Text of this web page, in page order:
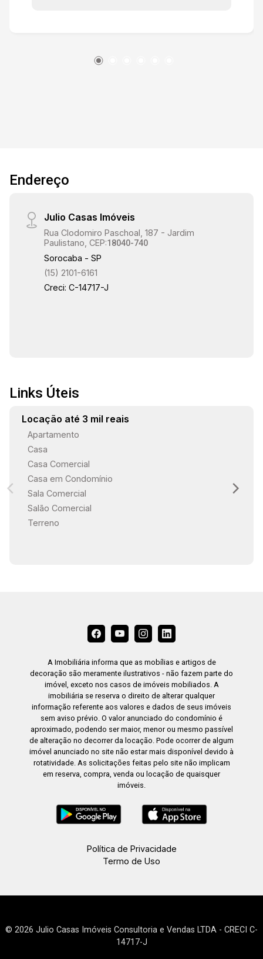
que pode ser usado como sala de TV, uma
Endereço
Julio Casas Imóveis
Rua Clodomiro Paschoal, 187 - Jardim
Paulistano, CEP:18040-740
Sorocaba - SP
(15) 2101-6161
Creci: C-14717-J
Links Úteis
Locação até 3 mil reais
Apartamento
Casa
Casa Comercial
Casa em Condomínio
Sala Comercial
Salão Comercial
Terreno
A Imobiliária informa que as mobílias e artigos de
decoração são meramente ilustrativos - não fazem parte do
imóvel, exceto nos casos de imóveis mobiliados. A
imobiliária se reserva o direito de alterar qualquer
informação referente aos valores e dados de seus imóveis
sem aviso prévio. O valor anunciado do condomínio é
aproximado, podendo ser maior, menor ou mesmo passível
de alteração no decorrer da locação. Pode ocorrer de algum
imóvel anunciado no site não estar mais disponível devido à
rotatividade. As solicitações feitas pelo site não implicam
em reserva, compra, venda ou locação de quaisquer
imóveis.
Política de Privacidade
Termo de Uso
© 2026 Julio Casas Imóveis Consultoria e Vendas LTDA - CRECI C-
14717-J